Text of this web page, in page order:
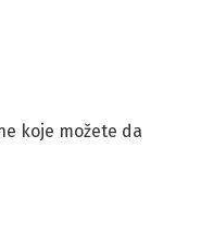
koje možete da